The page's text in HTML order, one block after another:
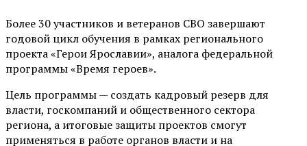
Более 30 участников и ветеранов СВО завершают
годовой цикл обучения в рамках регионального
проекта «Герои Ярославии», аналога федеральной
программы «Время героев».
Цель программы — создать кадровый резерв для
власти, госкомпаний и общественного сектора
региона, а итоговые защиты проектов смогут
применяться в работе органов власти и на